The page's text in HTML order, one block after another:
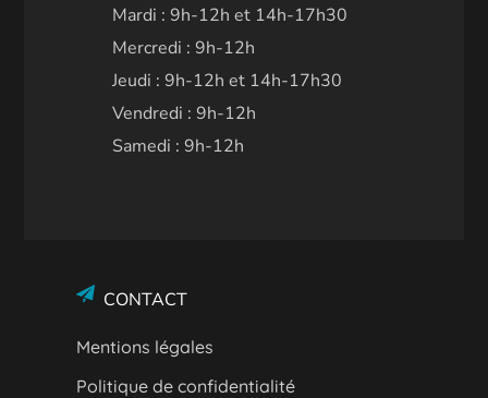
Mardi : 9h-12h et 14h-17h30
Mercredi : 9h-12h
Jeudi : 9h-12h et 14h-17h30
Vendredi : 9h-12h
Samedi : 9h-12h
CONTACT
Mentions légales
Politique de confidentialité